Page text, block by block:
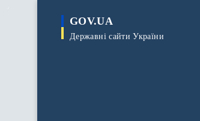
GOV.UA
Державні сайти України